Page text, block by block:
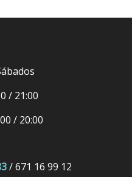
/ 21:00
/ 20:00
/ 671 16 99 12